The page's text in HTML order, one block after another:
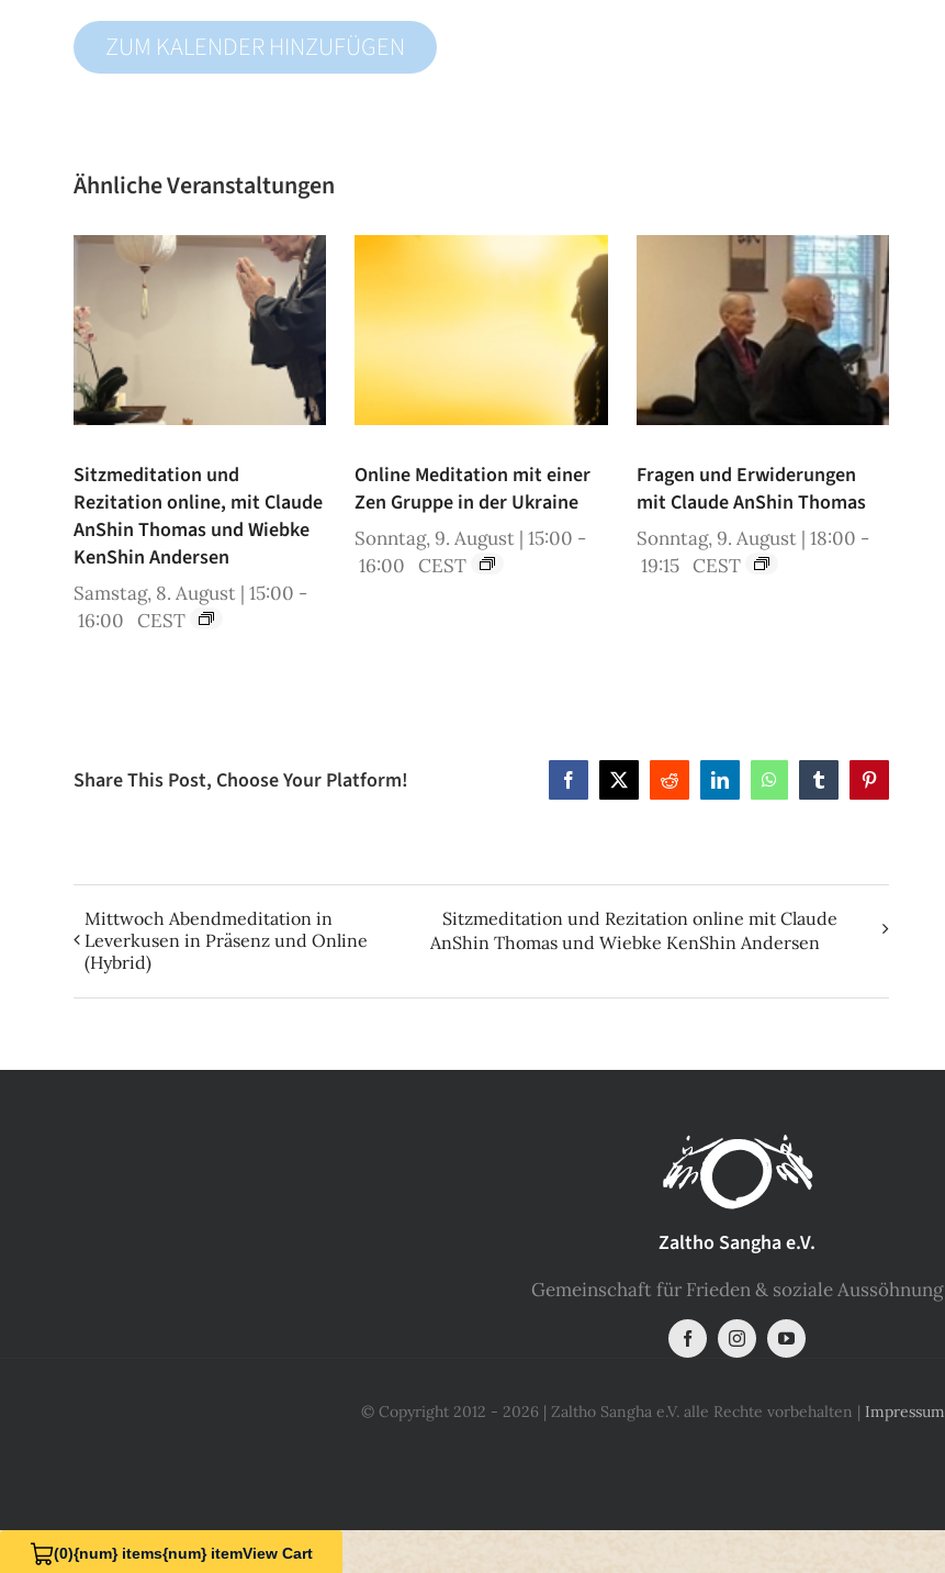
ZUM KALENDER HINZUFÜGEN
Ähnliche Veranstaltungen
Sitzmeditation und
Rezitation online, mit Claude
AnShin Thomas und Wiebke
KenShin Andersen
Samstag, 8. August | 15:00 -
16:00 CEST
Online Meditation mit einer
Zen Gruppe in der Ukraine
Sonntag, 9. August | 15:00 -
16:00
CEST
Fragen und Erwiderungen
mit Claude AnShin Thomas
Sonntag, 9. August | 18:00 -
19:15 CEST
Share This Post, Choose Your Platform! Facebook
X Reddit LinkedInWhatsAppTumblrPinterest
Mittwoch Abendmeditation in
Leverkusen in Präsenz und Online
(Hybrid)
Sitzmeditation und Rezitation online mit Claude
AnShin Thomas und Wiebke KenShin Andersen
Zaltho Sangha e.V.
Gemeinschaft für Frieden & soziale Aussöhnung
© Copyright 2012 - 2026 | Zaltho Sangha e.V. alle Rechte vorbehalten | Impressum
(0)
View {num} items{num} itemView Cart